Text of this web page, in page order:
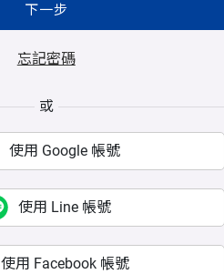
下一步
忘記密碼
或
使用 Google 帳號
使用 Line 帳號
使用 Facebook 帳號